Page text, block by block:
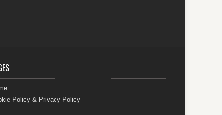
Policy & Privacy Policy